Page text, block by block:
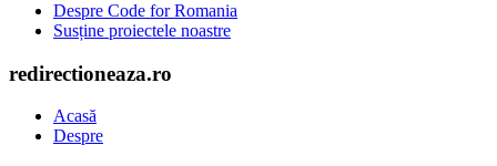
Despre Code for Romania
Susține proiectele noastre
redirectioneaza.ro
Acasă
Despre